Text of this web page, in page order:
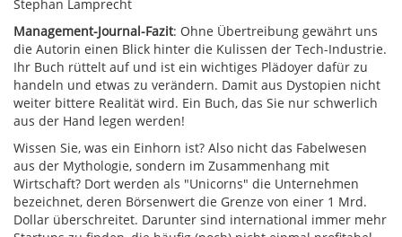
Stephan Lamprecht
Management-Journal-Fazit: Ohne Übertreibung gewährt uns
die Autorin einen Blick hinter die Kulissen der Tech-Industrie.
Ihr Buch rüttelt auf und ist ein wichtiges Plädoyer dafür zu
handeln und etwas zu verändern. Damit aus Dystopien nicht
weiter bittere Realität wird. Ein Buch, das Sie nur schwerlich
aus der Hand legen werden!
Wissen Sie, was ein Einhorn ist? Also nicht das Fabelwesen
aus der Mythologie, sondern im Zusammenhang mit
Wirtschaft? Dort werden als "Unicorns" die Unternehmen
bezeichnet, deren Börsenwert die Grenze von einer 1 Mrd.
Dollar überschreitet. Darunter sind international immer mehr